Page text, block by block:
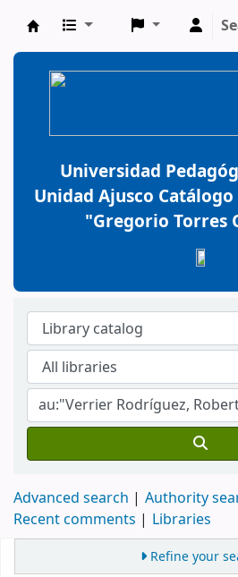
BiblioGTQ
Universidad
Unidad Ajusco
"Gregorio Torres
Advanced search
Authority
Recent comments
Libraries
Refine your